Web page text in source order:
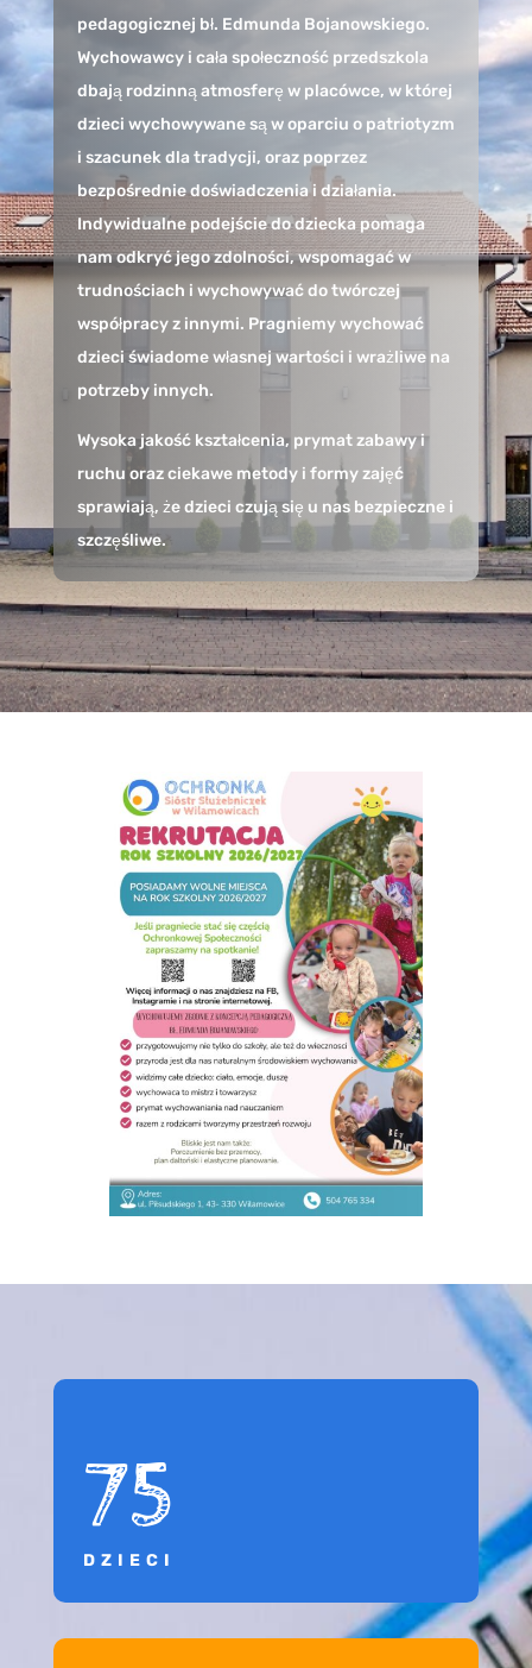
pedagogicznej bł. Edmunda Bojanowskiego.
Wychowawcy i cała społeczność przedszkola
dbają rodzinną atmosferę w placówce, w której
dzieci wychowywane są w oparciu o patriotyzm
i szacunek dla tradycji, oraz poprzez
bezpośrednie doświadczenia i działania.
Indywidualne podejście do dziecka pomaga
nam odkryć jego zdolności, wspomagać w
trudnościach i wychowywać do twórczej
współpracy z innymi. Pragniemy wychować
dzieci świadome własnej wartości i wrażliwe na
potrzeby innych.
Wysoka jakość kształcenia, prymat zabawy i
ruchu oraz ciekawe metody i formy zajęć
sprawiają, że dzieci czują się u nas bezpieczne i
szczęśliwe.
75
DZIECI